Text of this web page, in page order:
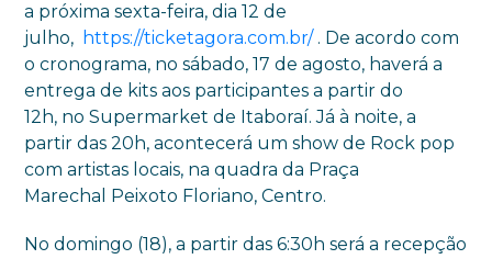
a próxima sexta-feira, dia 12 de
julho, https://ticketagora.com.br/. De acordo com
o cronograma, no sábado, 17 de agosto, haverá a
entrega de kits aos participantes a partir do
12h, no Supermarket de Itaboraí. Já à noite, a
partir das 20h, acontecerá um show de Rock pop
com artistas locais, na quadra da Praça
Marechal Peixoto Floriano, Centro.
No domingo (18), a partir das 6:30h será a recepção